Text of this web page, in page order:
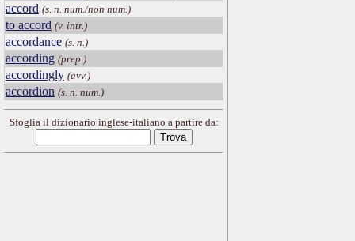
accord (s. n. num./non num.)
to accord (v. intr.)
accordance (s. n.)
according (prep.)
accordingly (avv.)
accordion (s. n. num.)
Sfoglia il dizionario inglese-italiano a partire da: